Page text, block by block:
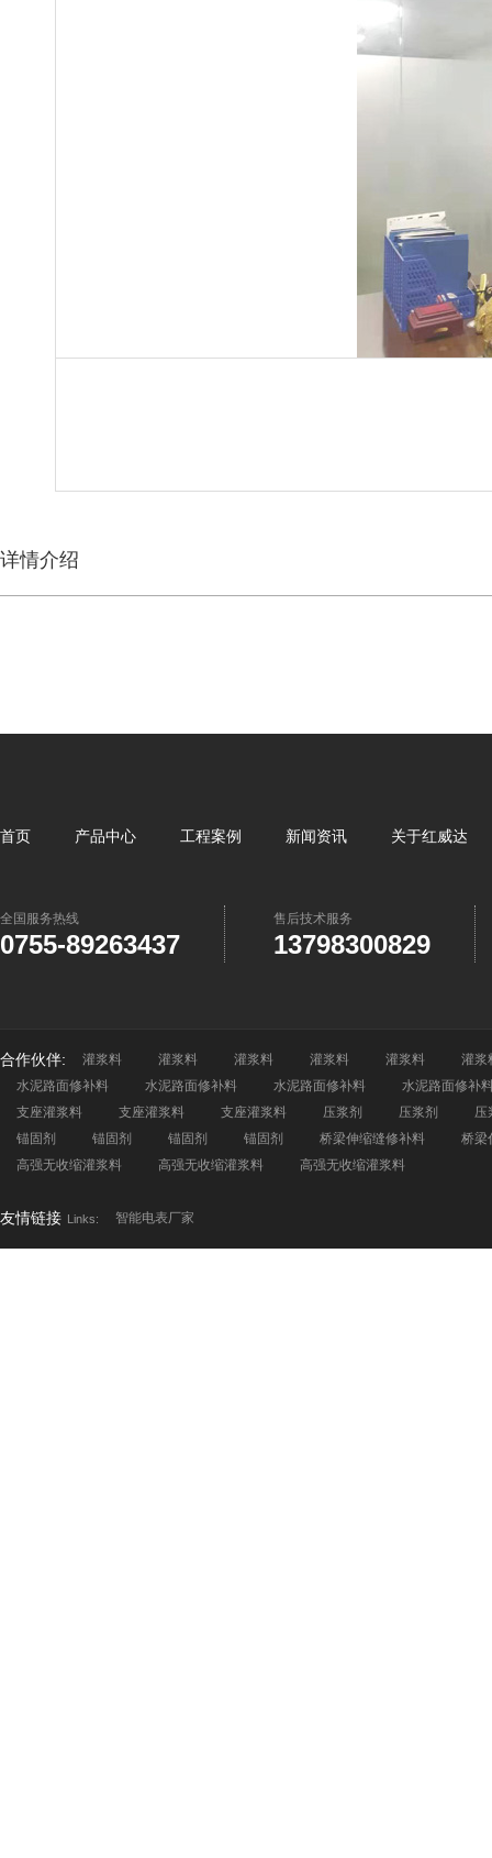
详情介绍
首页 产品中心 工程案例 新闻资讯 关于红威达
全国服务热线
0755-89263437
售后技术服务
13798300829
合作伙伴: 灌浆料 灌浆料 灌浆料 灌浆料 灌浆料
灌浆
水泥路面修补料
水泥路面修补料 水泥路面修补料
水泥路面修补
支座灌浆料
支座灌浆料 支座灌浆料 压浆剂 压浆剂
压
锚固剂
锚固剂 锚固剂 锚固剂 桥梁伸缩缝修补料
桥梁
高强无收缩灌浆料
高强无收缩灌浆料 高强无收缩灌浆料
友情链接 Links: 智能电表厂家